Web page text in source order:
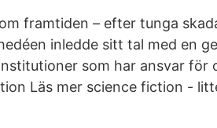
framtiden – efter tunga
inledde sitt tal med en
som har ansvar för
Läs mer science fiction -